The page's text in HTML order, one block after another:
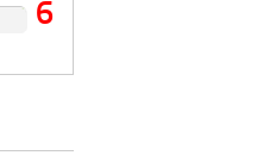
6